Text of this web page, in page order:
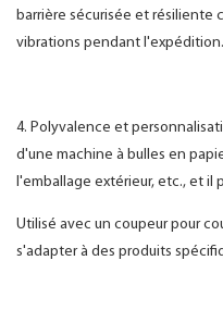
barrière sécurisée et résiliente
vibrations pendant l'expédition.
4. Polyvalence et
d'une machine à bulles en
l'emballage extérieur, etc., et il
Utilisé avec un coupeur pour
s'adapter à des produits